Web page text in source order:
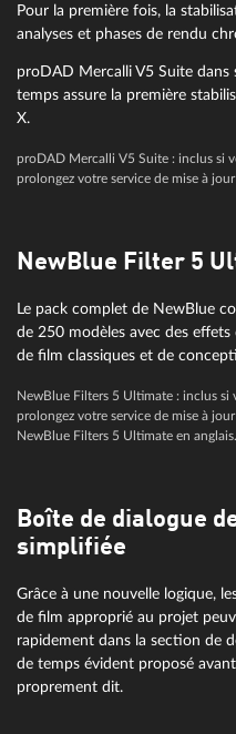
Pour la première fois, la
analyses et phases de rendu
proDAD Mercalli V5 Suite dans
temps assure la première
X.
proDAD Mercalli V5 Suite : inclus si
prolongez votre service de mise à
NewBlue Filter 5
Le pack complet de NewBlue
de 250 modèles avec des
de film classiques et de
NewBlue Filters 5 Ultimate : inclus si
prolongez votre service de mise à
NewBlue Filters 5 Ultimate en anglais.
Boîte de dialogue
simplifiée
Grâce à une nouvelle logique,
de film approprié au projet
rapidement dans la section de
de temps évident proposé
proprement dit.